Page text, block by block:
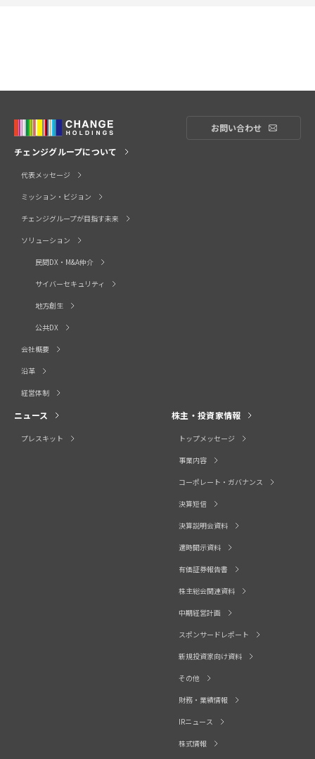
お問い合わせ
お問い合
チェンジグループについて
代表メッセージ
ミッション・ビジョン
チェンジグループが目指す未来
ソリューション
民間DX・M&A仲介
サイバーセキュリティ
地方創生
公共DX
会社概要
沿革
経営体制
ニュース
プレスキット
株主・投資家情報
トップメッセージ
事業内容
コーポレート・ガバナンス
決算短信
決算説明会資料
適時開示資料
有価証券報告書
株主総会関連資料
中期経営計画
スポンサードレポート
新規投資家向け資料
その他
財務・業績情報
IRニュース
株式情報